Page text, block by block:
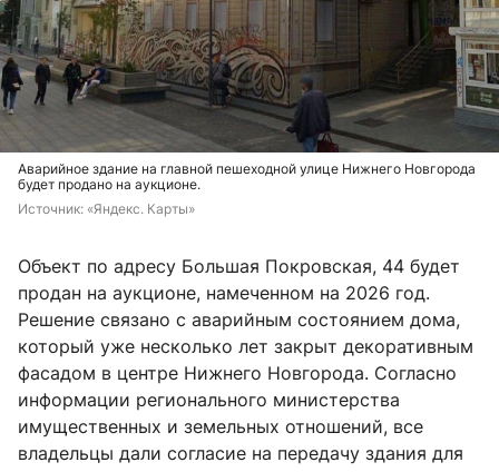
Аварийное здание на главной пешеходной улице Нижнего Новгорода
будет продано на аукционе.
Источник: «Яндекс. Карты»
Объект по адресу Большая Покровская, 44 будет
продан на аукционе, намеченном на 2026 год.
Решение связано с аварийным состоянием дома,
который уже несколько лет закрыт декоративным
фасадом в центре Нижнего Новгорода. Согласно
информации регионального министерства
имущественных и земельных отношений, все
владельцы дали согласие на передачу здания для